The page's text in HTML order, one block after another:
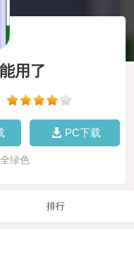
用了
PC下载
绿色
排行